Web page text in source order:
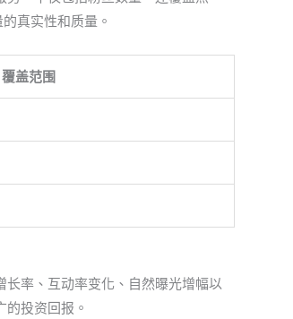
真实性和质量。
覆盖范围
率、互动率变化、自然曝光增幅以
投资回报。